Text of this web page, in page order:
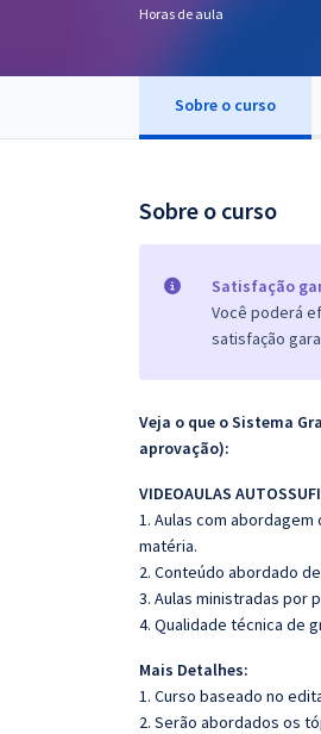
OAB
Questões grátis
Conteúdo gratuito
Horas de aula
Sobre o curso
Sobre o curso
Satisfação
Você poderá
satisfação
Veja o que o Sistema
aprovação):
VIDEOAULAS
1. Aulas com
matéria.
2. Conteúdo abordado
3. Aulas ministradas por
4. Qualidade técnica de
Mais Detalhes:
1. Curso baseado no
2. Serão abordados os